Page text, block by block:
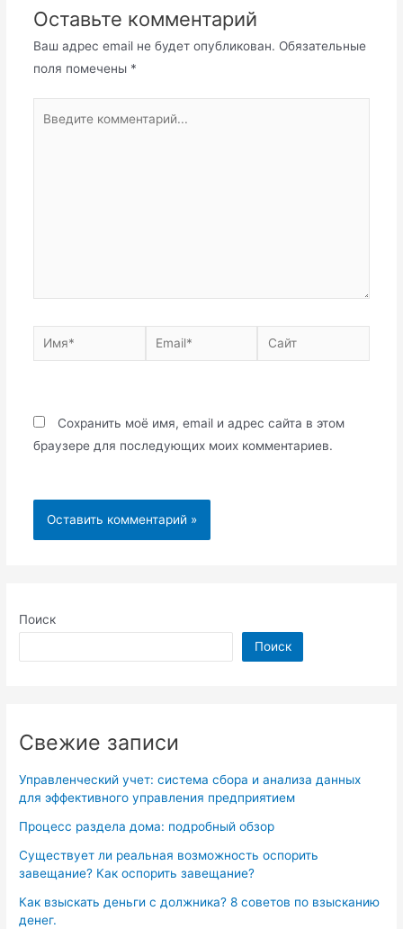
Поиск
Поиск
Свежие записи
Управленческий учет: система сбора и анализа данных
для эффективного управления предприятием
Процесс раздела дома: подробный обзор
Существует ли реальная возможность оспорить
завещание? Как оспорить завещание?
Как взыскать деньги с должника? 8 советов по взысканию
денег.
Оставьте комментарий
Ваш адрес email не будет опубликован. Обязательные
поля помечены *
Имя* Email* Сайт
Сохранить моё имя, email и адрес сайта в этом
браузере для последующих моих комментариев.